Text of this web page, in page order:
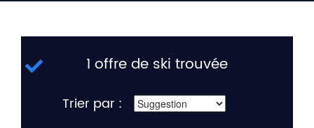
1 offre de ski trouvée
Trier par :